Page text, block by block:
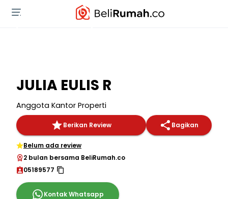
JULIA EULIS R
Anggota Kantor Properti
Berikan Review Bagikan
Belum ada review
2 bulan bersama BeliRumah.co
05189577
Kontak Whatsapp